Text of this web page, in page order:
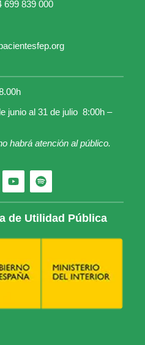
699 839 000
junio al 31 de julio 8:00h –
habrá atención al público.
de Utilidad Pública